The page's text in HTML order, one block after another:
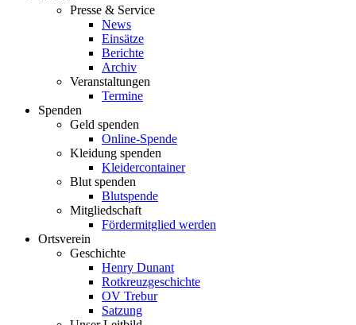
Presse & Service
News
Einsätze
Berichte
Archiv
Veranstaltungen
Termine
Spenden
Geld spenden
Online-Spende
Kleidung spenden
Kleidercontainer
Blut spenden
Blutspende
Mitgliedschaft
Fördermitglied werden
Ortsverein
Geschichte
Henry Dunant
Rotkreuzgeschichte
OV Trebur
Satzung